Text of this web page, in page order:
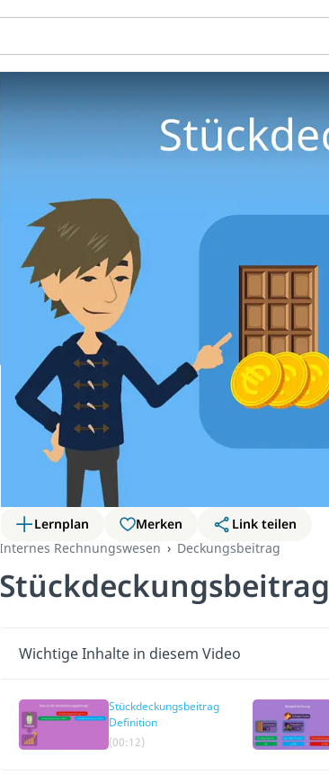
Lernplan Merken
Link teilen
Internes Rechnungswesen
Deckungsbeitrag
Stückdeckungsbeitrag
Wichtige Inhalte in diesem Video
Stückdeckungsbeitrag
Definition
(00:12)